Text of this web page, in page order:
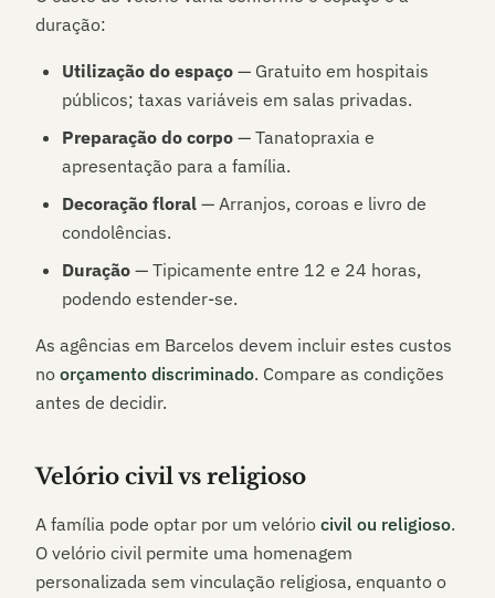
duração:
Utilização do espaço — Gratuito em hospitais
públicos; taxas variáveis em salas privadas.
Preparação do corpo — Tanatopraxia e
apresentação para a família.
Decoração floral — Arranjos, coroas e livro de
condolências.
Duração — Tipicamente entre 12 e 24 horas,
podendo estender-se.
As agências em Barcelos devem incluir estes custos
no orçamento discriminado. Compare as condições
antes de decidir.
Velório civil vs religioso
A família pode optar por um velório civil ou religioso.
O velório civil permite uma homenagem
personalizada sem vinculação religiosa, enquanto o